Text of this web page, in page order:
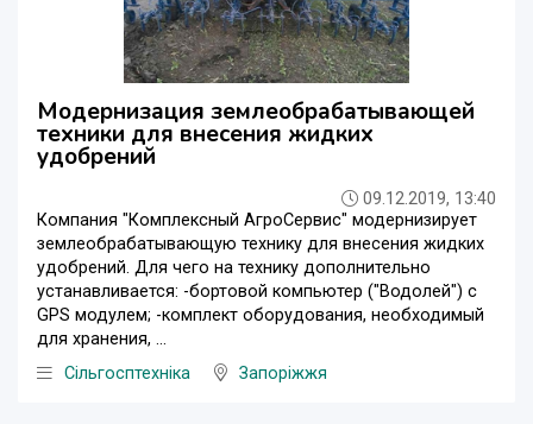
Модернизация землеобрабатывающей
техники для внесения жидких
удобрений
09.12.2019, 13:40
Компания "Комплексный АгроСервис" модернизирует
землеобрабатывающую технику для внесения жидких
удобрений. Для чего на технику дополнительно
устанавливается: -бортовой компьютер ("Водолей") с
GPS модулем; -комплект оборудования, необходимый
для хранения, ...
Сільгосптехніка
Запоріжжя